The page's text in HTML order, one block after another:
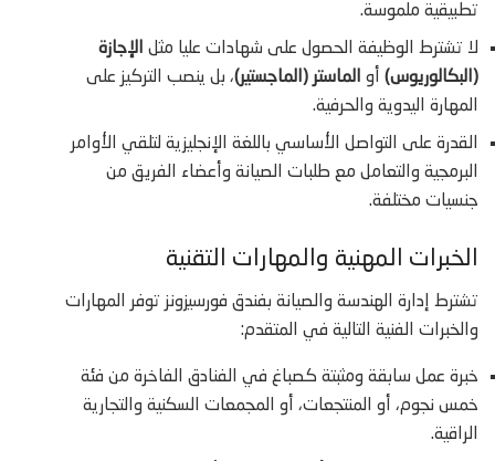
تطبيقية ملموسة.
لا تشترط الوظيفة الحصول على شهادات عليا مثل الإجازة
(البكالوريوس) أو الماستر (الماجستير)، بل ينصب التركيز على
المهارة اليدوية والحرفية.
القدرة على التواصل الأساسي باللغة الإنجليزية لتلقي الأوامر
البرمجية والتعامل مع طلبات الصيانة وأعضاء الفريق من
جنسيات مختلفة.
الخبرات المهنية والمهارات التقنية
تشترط إدارة الهندسة والصيانة بفندق فورسيزونز توفر المهارات
والخبرات الفنية التالية في المتقدم:
خبرة عمل سابقة ومثبتة كصباغ في الفنادق الفاخرة من فئة
خمس نجوم، أو المنتجعات، أو المجمعات السكنية والتجارية
الراقية.